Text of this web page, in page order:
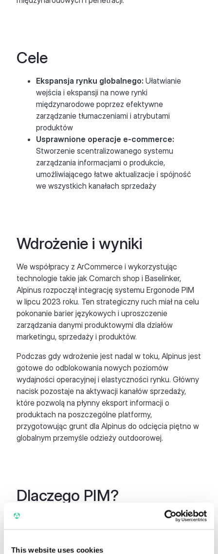
This website uses cookies
Cele
Ekspansja rynku globalnego: Ułatwianie
wejścia i ekspansji na nowe rynki
międzynarodowe poprzez efektywne
zarządzanie tłumaczeniami i atrybutami
produktów
Usprawnione operacje e-commerce:
Stworzenie scentralizowanego systemu
zarządzania informacjami o produkcie,
umożliwiającego łatwe aktualizacje i spójność
we wszystkich kanałach sprzedaży
Wdrożenie i wyniki
We współpracy z ArCommerce i wykorzystując
technologie takie jak Comarch shop i Baselinker,
Alpinus rozpoczął integrację systemu Ergonode PIM
w lipcu 2023 roku. Ten strategiczny ruch miał na celu
pokonanie barier językowych i uproszczenie
zarządzania danymi produktowymi dla działów
marketingu, sprzedaży i produktów.
Podczas gdy wdrożenie jest nadal w toku, Alpinus jest
gotowe do odblokowania nowych poziomów
wydajności operacyjnej i elastyczności rynku. Główny
nacisk pozostaje na aktywacji kanałów sprzedaży,
które pozwolą na płynny eksport informacji o
produktach na poszczególne platformy,
przygotowując grunt dla Alpinus do odcięcia piętno w
globalnym przemyśle odzieży outdoorowej.
Dlaczego PIM?
Wybór systemu PIM Ergonode był decyzją
strategiczną, na którą wpłynęła potrzeba przyjaznego